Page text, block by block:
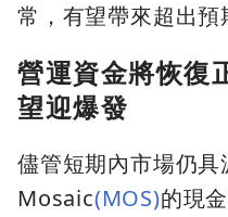
常，有望帶來超出預
營運資金將恢復
望迎爆發
儘管短期內市場仍
Mosaic(MOS)的現